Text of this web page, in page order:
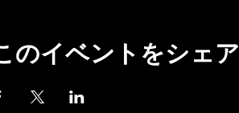
のイベントをシェア